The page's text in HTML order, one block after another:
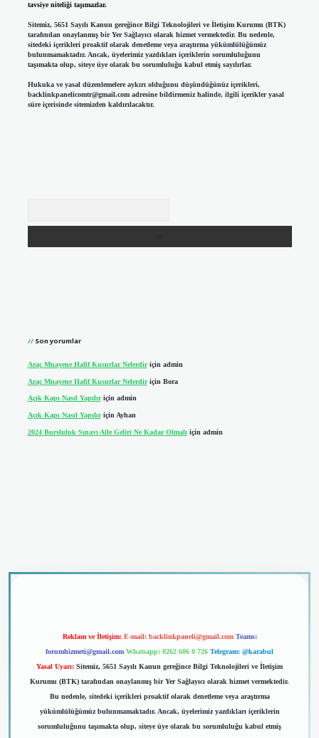
tavsiye niteliği taşımazlar.
Sitemiz, 5651 Sayılı Kanun gereğince Bilgi Teknolojileri ve İletişim Kurumu (BTK)
tarafından onaylanmış bir Yer Sağlayıcı olarak hizmet vermektedir. Bu nedenle,
sitedeki içerikleri proaktif olarak denetleme veya araştırma yükümlülüğümüz
bulunmamaktadır. Ancak, üyelerimiz yazdıkları içeriklerin sorumluluğunu
taşımakta olup, siteye üye olarak bu sorumluluğu kabul etmiş sayılırlar.
Hukuka ve yasal düzenlemelere aykırı olduğunu düşündüğünüz içerikleri,
backlinkpanelicomtr@gmail.comadresine bildirmeniz halinde, ilgili içerikler yasal
süre içerisinde sitemizden kaldırılacaktır.
Son yorumlar
Araç Muayene Hafif Kusurlar Nelerdiriçin admin
Araç Muayene Hafif Kusurlar Nelerdiriçin Bora
Açık Kapı Nasıl Yapılıriçin admin
Açık Kapı Nasıl Yapılıriçin Ayhan
2024 Bursluluk Sınavı Aile Geliri Ne Kadar Olmalıiçin admin
Reklam ve İletişim: E-mail: backlinkpaneli@gmail.com Teams:
forumhizmeti@gmail.com Whatsapp: 0262 606 0 726 Telegram: @karabul
Yasal Uyarı: Sitemiz, 5651 Sayılı Kanun gereğince Bilgi Teknolojileri ve İletişim
Kurumu (BTK) tarafından onaylanmış bir Yer Sağlayıcı olarak hizmet vermektedir.
Bu nedenle, sitedeki içerikleri proaktif olarak denetleme veya araştırma
yükümlülüğümüz bulunmamaktadır. Ancak, üyelerimiz yazdıkları içeriklerin
sorumluluğunu taşımakta olup, siteye üye olarak bu sorumluluğu kabul etmiş